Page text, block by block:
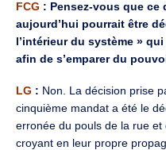
FCG : Pensez-vous que ce
aujourd’hui pourrait être
l’intérieur du système »
afin de s’emparer du
LG : Non. La décision prise
cinquième mandat a été le
erronée du pouls de la rue et
croyant en leur propre